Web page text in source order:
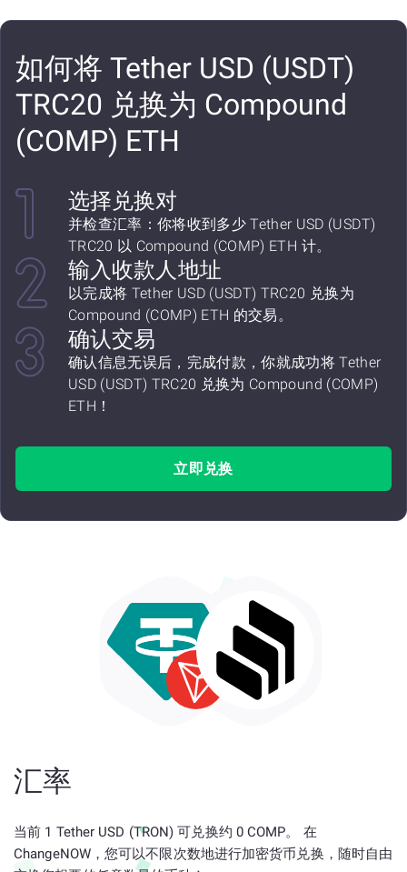
如何将 Tether USD (USDT)
TRC20 兑换为 Compound
(COMP) ETH
选择兑换对
并检查汇率：你将收到多少 Tether USD (USDT)
TRC20 以 Compound (COMP) ETH 计。
输入收款人地址
以完成将 Tether USD (USDT) TRC20 兑换为
Compound (COMP) ETH 的交易。
确认交易
确认信息无误后，完成付款，你就成功将 Tether
USD (USDT) TRC20 兑换为 Compound (COMP)
ETH！
立即兑换
汇率
当前 1 Tether USD (TRON) 可兑换约 0 COMP。 在
ChangeNOW，您可以不限次数地进行加密货币兑换，随时自由